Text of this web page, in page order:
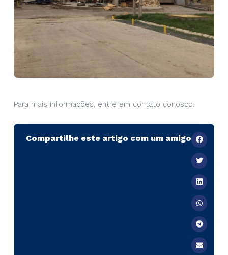
Para mais informações, entre em contato conosco.
Compartilhe este artigo com um amigo